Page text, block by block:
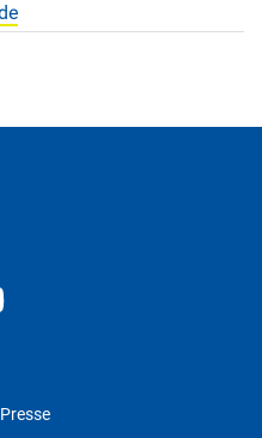
Presse